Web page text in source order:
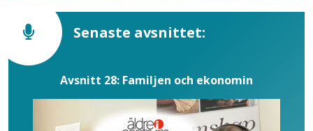
Senaste avsnittet:
Avsnitt 28: Familjen och ekonomin